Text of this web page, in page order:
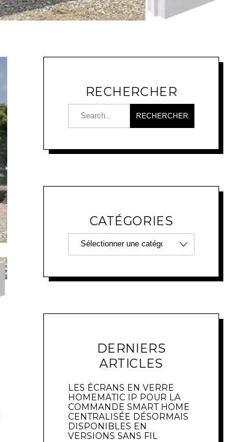
RECHERCHER
CATÉGORIES
DERNIERS
ARTICLES
LES ÉCRANS EN VERRE
HOMEMATIC IP POUR LA
COMMANDE SMART HOME
CENTRALISÉE DÉSORMAIS
DISPONIBLES EN
VERSIONS SANS FIL